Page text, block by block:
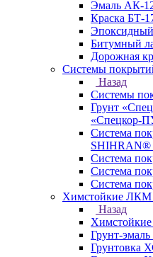
Эмаль АК-
Краска БТ-
Битумный
Дорожная
Системы
Назад
Системы
Грунт
«Спецкор-
Система
SHIHRAN®
Система
Система
Система
Химстойкие ЛКМ
Назад
Грунт-
Грунтовка